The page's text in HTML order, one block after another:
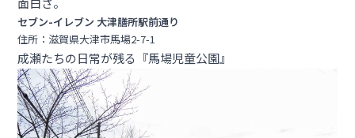
セブン-イレブン 大津膳所駅前通り
住所：滋賀県大津市馬場2-7-1
成瀬たちの日常が残る『馬場児童公園』